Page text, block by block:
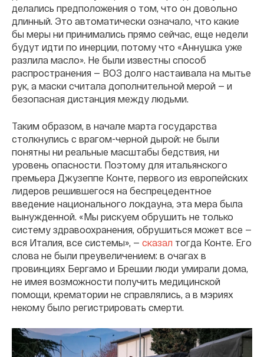
делались предположения о том, что он довольно
длинный. Это автоматически означало, что какие
бы меры ни принимались прямо сейчас, еще недели
будут идти по инерции, потому что «Аннушка уже
разлила масло». Не были известны способ
распространения — ВОЗ долго настаивала на мытье
рук, а маски считала дополнительной мерой — и
безопасная дистанция между людьми.
Таким образом, в начале марта государства
столкнулись с врагом-черной дырой: не были
понятны ни реальные масштабы бедствия, ни
уровень опасности. Поэтому для итальянского
премьера Джузеппе Конте, первого из европейских
лидеров решившегося на беспрецедентное
введение национального локдауна, эта мера была
вынужденной. «Мы рискуем обрушить не только
систему здравоохранения, обрушиться может все —
вся Италия, все системы», — сказал тогда Конте. Его
слова не были преувеличением: в очагах в
провинциях Бергамо и Брешии люди умирали дома,
не имея возможности получить медицинской
помощи, крематории не справлялись, а в мэриях
некому было регистрировать смерти.